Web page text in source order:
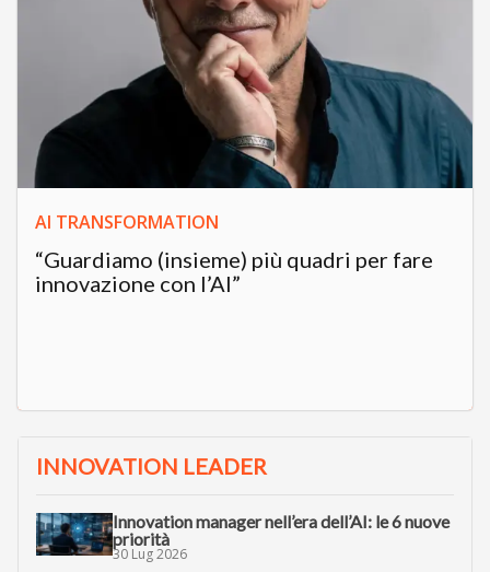
AI TRANSFORMATION
“Guardiamo (insieme) più quadri per fare
innovazione con l’AI”
INNOVATION LEADER
Innovation manager nell’era dell’AI: le 6 nuove
priorità
30 Lug 2026